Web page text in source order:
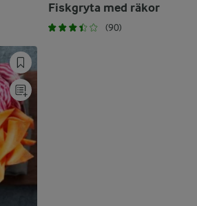
Fiskgryta med räkor
(90)